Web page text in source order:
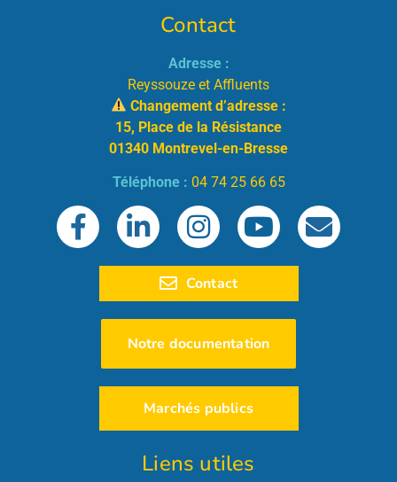
Contact
Adresse :
Reyssouze et Affluents
Changement d’adresse :
15, Place de la Résistance
01340 Montrevel-en-Bresse
Téléphone : 04 74 25 66 65
Contact
Notre documentation
Marchés publics
Liens utiles